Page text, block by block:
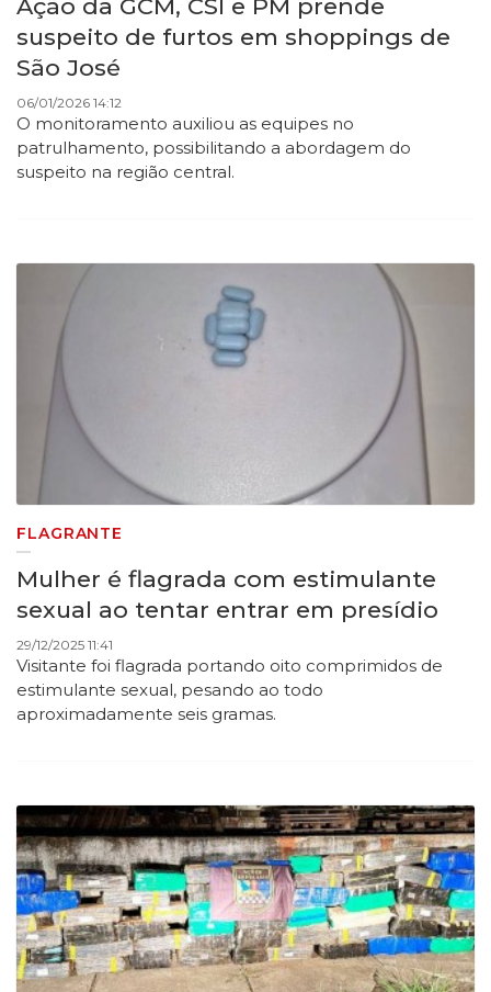
Ação da GCM, CSI e PM prende
suspeito de furtos em shoppings de
São José
06/01/2026 14:12
O monitoramento auxiliou as equipes no
patrulhamento, possibilitando a abordagem do
suspeito na região central.
FLAGRANTE
Mulher é flagrada com estimulante
sexual ao tentar entrar em presídio
29/12/2025 11:41
Visitante foi flagrada portando oito comprimidos de
estimulante sexual, pesando ao todo
aproximadamente seis gramas.